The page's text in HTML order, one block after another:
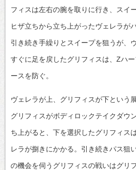
フィスは左右の腕を取りに行き、スイ
ヒザ立ちから立ち上がったヴェレラが
引き続き手繰りとスイープを狙うが、
すぐに足を戻したグリフィスは、Zハ
ースを防ぐ。
ヴェレラが上、グリフィスが下という
グリフィスがボディロックテイクダウ
ち上がると、下を選択したグリフィス
レラが捌きにかかる。引き続きパス狙
の機会を伺うグリフィスの戦いはグリ